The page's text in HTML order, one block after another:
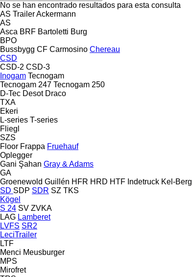
No se han encontrado resultados para esta consulta
AS TrailerAckermann
AS
Asca BRF Bartoletti Burg
BPO
Bussbygg CF Carmosino Chereau
CSD
CSD-2 CSD-3
Inogam Tecnogam
Tecnogam 247 Tecnogam 250
D-Tec Desot Draco
TXA
Ekeri
L-series T-series
Fliegl
SZS
Floor Frappa Fruehauf
Oplegger
Gani Şahan Gray & Adams
GA
Groenewold Guillén HFR HRD HTF Indetruck Kel-Berg
SD SDP SDR SZ TKS
Kögel
S 24 SV ZVKA
LAG Lamberet
LVFS SR2
LeciTrailer
LTF
Menci Meusburger
MPS
Mirofret